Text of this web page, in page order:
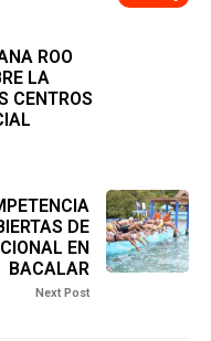
ROO
LA
CENTROS
DE
EN
BACALAR
Next Post